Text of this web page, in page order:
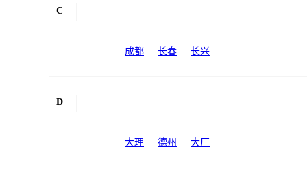
C
成都 长春 长兴
D
大理 德州 大厂